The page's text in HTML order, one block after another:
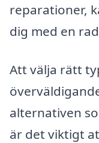
reparationer,
dig med en
Att välja rätt
alternativen
är det viktigt